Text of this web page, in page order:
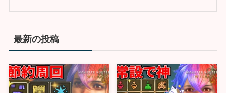
最新の投稿